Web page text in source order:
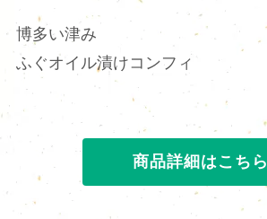
博多い津み
ふぐオイル漬けコンフィ
商品詳細はこちら